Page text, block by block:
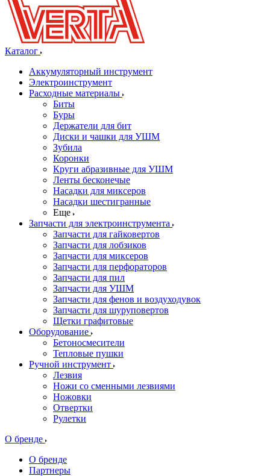
Каталог
Аккумуляторный инструмент
Электроинструмент
Расходные материалы
Биты
Буры
Держатели для бит
Диски и чашки для УШМ
Зубила
Коронки
Круги абразивные для УШМ
Ленты бесконечые
Насадки для миксеров
Насадки шестигранные
Еще
Запчасти для электроинструмента
Запчасти для гайковертов
Запчасти для лобзиков
Запчасти для миксеров
Запчасти для перфораторов
Запчасти для пил
Запчасти для УШМ
Запчасти для фенов и воздуходувок
Запчасти для шуруповертов
Щетки графитовые
Оборудование
Бетоносмесители
Тепловые пушки
Ручной инструмент
Лезвия
Ножи со сменными лезвиями
Ножовки
Отвертки
Рулетки
О бренде
О бренде
Партнеры